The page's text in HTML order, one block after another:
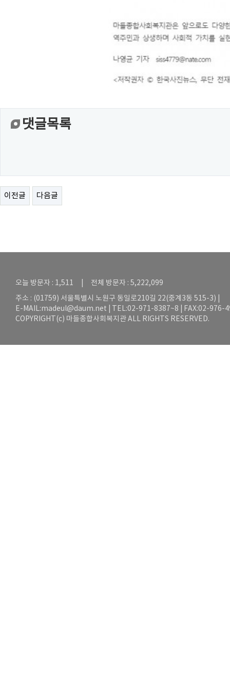
댓글목록
이전글 다음글
오늘 방문자 : 1,511 | 전체 방문자 : 5,222,099
주소 : (01759) 서울특별시 노원구 동일로210길 22(중계3동 515-3) |
E-MAIL:madeul@daum.net | TEL:02-971-8387~8 | FAX:02-976-
COPYRIGHT(c) 마들종합사회복지관 ALL RIGHTS RESERVED.